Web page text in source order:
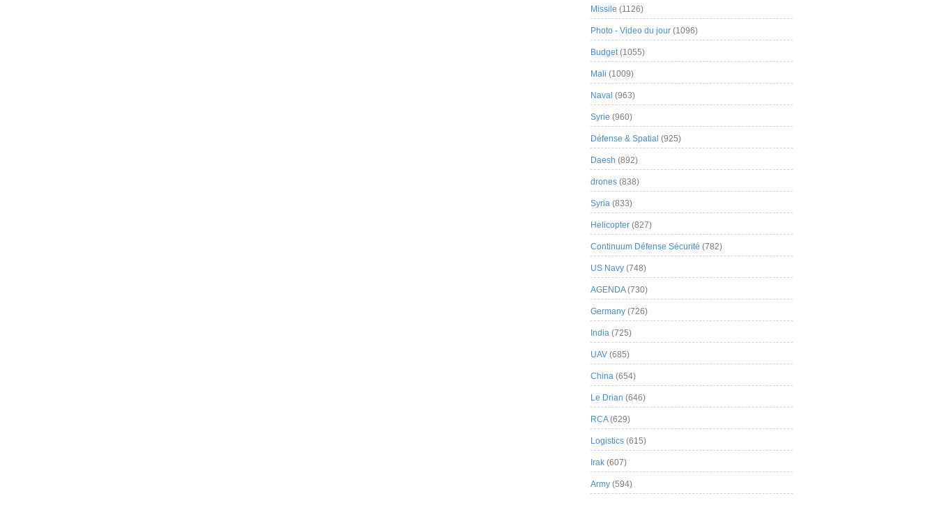
Missile (1126)
Photo - Video du jour (1096)
Budget(1055)
Mali (1009)
Naval (963)
Syrie (960)
Défense & Spatial (925)
Daesh (892)
drones (838)
Syria (833)
Helicopter (827)
Continuum Défense Sécurité (782)
US Navy (748)
AGENDA(730)
Germany (726)
India (725)
UAV (685)
China (654)
Le Drian (646)
RCA(629)
Logistics (615)
Irak (607)
Army (594)